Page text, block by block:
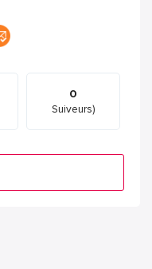
0
Suiveurs)